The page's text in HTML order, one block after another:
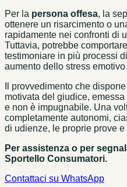
Per la persona offesa, la
ottenere un risarcimento o
rapidamente nei confronti di
Tuttavia, potrebbe
testimoniare in più processi
aumento dello stress
Il provvedimento che
motivata del giudice,
e non è impugnabile. Una
completamente autonomi,
di udienze, le proprie prove
Per assistenza o per
Sportello Consumatori.
Contattaci su WhatsApp